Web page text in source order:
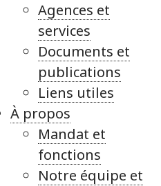
Agences et
services
Documents et
publications
Liens utiles
À propos
Mandat et
fonctions
Notre équipe et